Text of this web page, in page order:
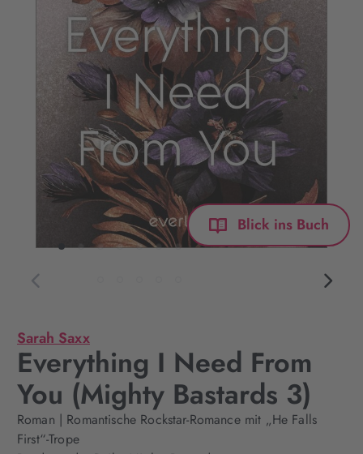
Blick ins Buch
Sarah Saxx
Everything I Need From
You (Mighty Bastards 3)
Roman | Romantische Rockstar-Romance mit „He Falls
First“-Trope